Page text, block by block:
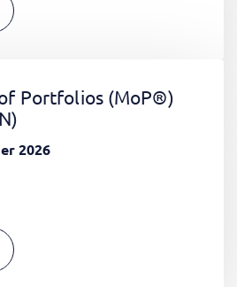
Portfolios (MoP®)
2026